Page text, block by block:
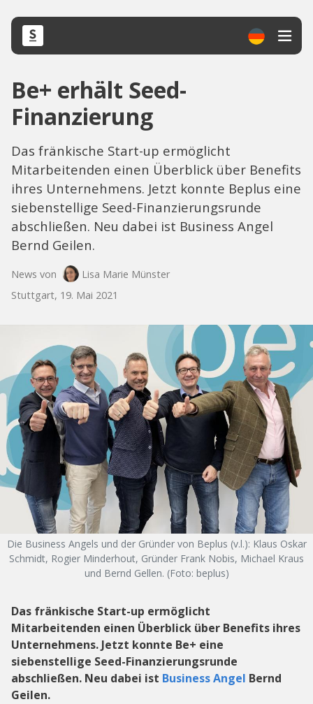
Be+ erhält Seed-
Finanzierung
Das fränkische Start-up ermöglicht
Mitarbeitenden einen Überblick über Benefits
ihres Unternehmens. Jetzt konnte Beplus eine
siebenstellige Seed-Finanzierungsrunde
abschließen. Neu dabei ist Business Angel
Bernd Geilen.
News von
Lisa Marie Münster
Stuttgart, 19. Mai 2021
Die Business Angels und der Gründer von Beplus (v.l.): Klaus Oskar
Schmidt, Rogier Minderhout, Gründer Frank Nobis, Michael Kraus
und Bernd Gellen. (Foto: beplus)
Das fränkische Start-up ermöglicht
Mitarbeitenden einen Überblick über Benefits ihres
Unternehmens. Jetzt konnte Be+ eine
siebenstellige Seed-Finanzierungsrunde
abschließen. Neu dabei ist Business Angel Bernd
Geilen.